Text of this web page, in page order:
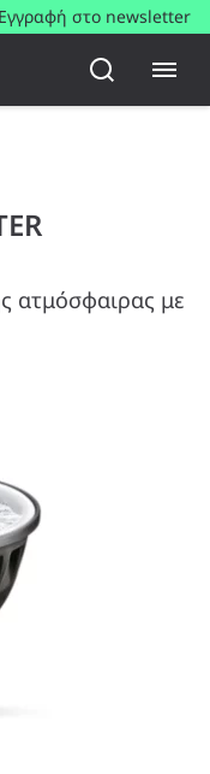
Εγγραφή στο newsletter
ατμόσφαιρας με